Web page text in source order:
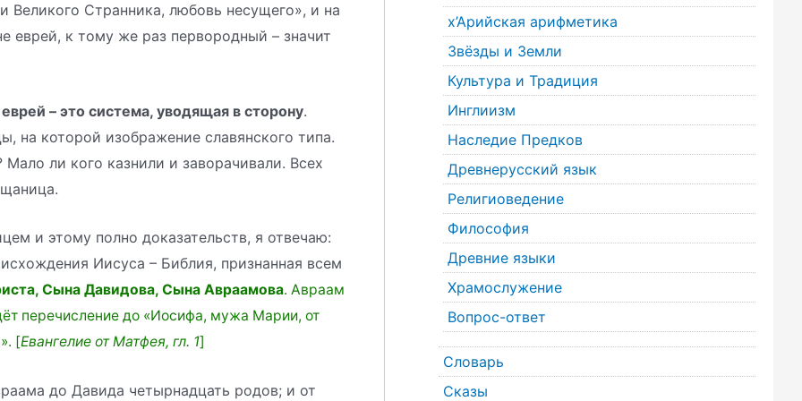
Странника, любовь несущего», и на
еврей, к тому же раз первородный – значит
– это система, уводящая в сторону.
на которой изображение славянского типа.
ли кого казнили и заворачивали. Всех
и этому полно доказательств, я отвечаю:
Иисуса – Библия, признанная всем
Сына Давидова, Сына Авраамова. Авраам
перечисление до «Иосифа, мужа Марии, от
[Евангелие от Матфея, гл. 1]
до Давида четырнадцать родов; и от
х’Арийская арифметика
Звёзды и Земли
Культура и Традиция
Инглиизм
Наследие Предков
Древнерусский язык
Религиоведение
Философия
Древние языки
Храмослужение
Вопрос-ответ
Словарь
Сказы